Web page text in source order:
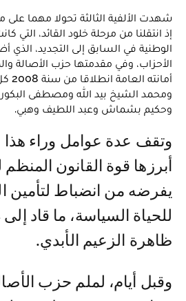
شهدت الألفية الثالثة تحولا مهما على
إذ انتقلنا من مرحلة خلود القائد، التي
الوطنية في السابق إلى التجديد، الذي
الأحزاب، وفي مقدمتها حزب الأصالة
ومحمد الشيخ بيد الله ومصطفى
وحكيم بشماش وعبد اللطيف وهبي.
وتقف عدة عوامل وراء هذا التحول لعل
أبرزها قوة القانون
يفرضه من انضباط لتأمين
للحياة السياسة، ما قاد
ظاهرة الزعيم الأبدي.
وقبل أيام، لملم حزب